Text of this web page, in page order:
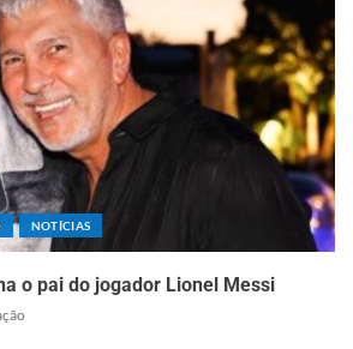
NOTÍCIAS
o pai do jogador Lionel Messi